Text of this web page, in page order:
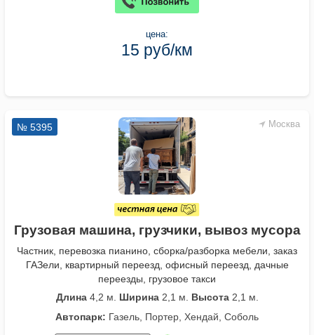
цена:
15 руб/км
Москва
№ 5395
Грузовая машина, грузчики, вывоз мусора
Частник, перевозка пианино, сборка/разборка мебели, заказ
ГАЗели, квартирный переезд, офисный переезд, дачные
переезды, грузовое такси
Длина4,2 м. Ширина2,1 м. Высота2,1 м.
Автопарк: Газель, Портер, Хендай, Соболь